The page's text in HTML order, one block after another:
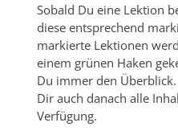
Sobald Du eine Lektion
diese entsprechend
markierte Lektionen
einem grünen Haken
Du immer den
Dir auch danach alle
Verfügung.